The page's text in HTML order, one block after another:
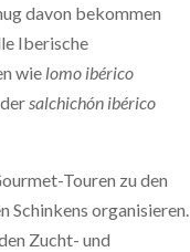
davon bekommen
Iberische
wie lomo ibérico
salchichón ibérico
Touren zu den
Schinkens organisieren.
Zucht- und